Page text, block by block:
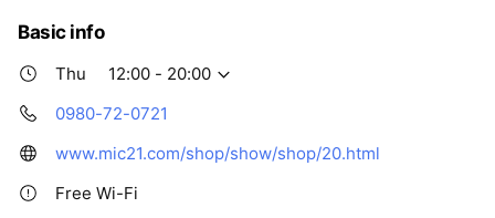
Basic info
Thu
12:00 - 20:00
0980-72-0721
www.mic21.com/shop/show/shop/20.html
Free Wi-Fi